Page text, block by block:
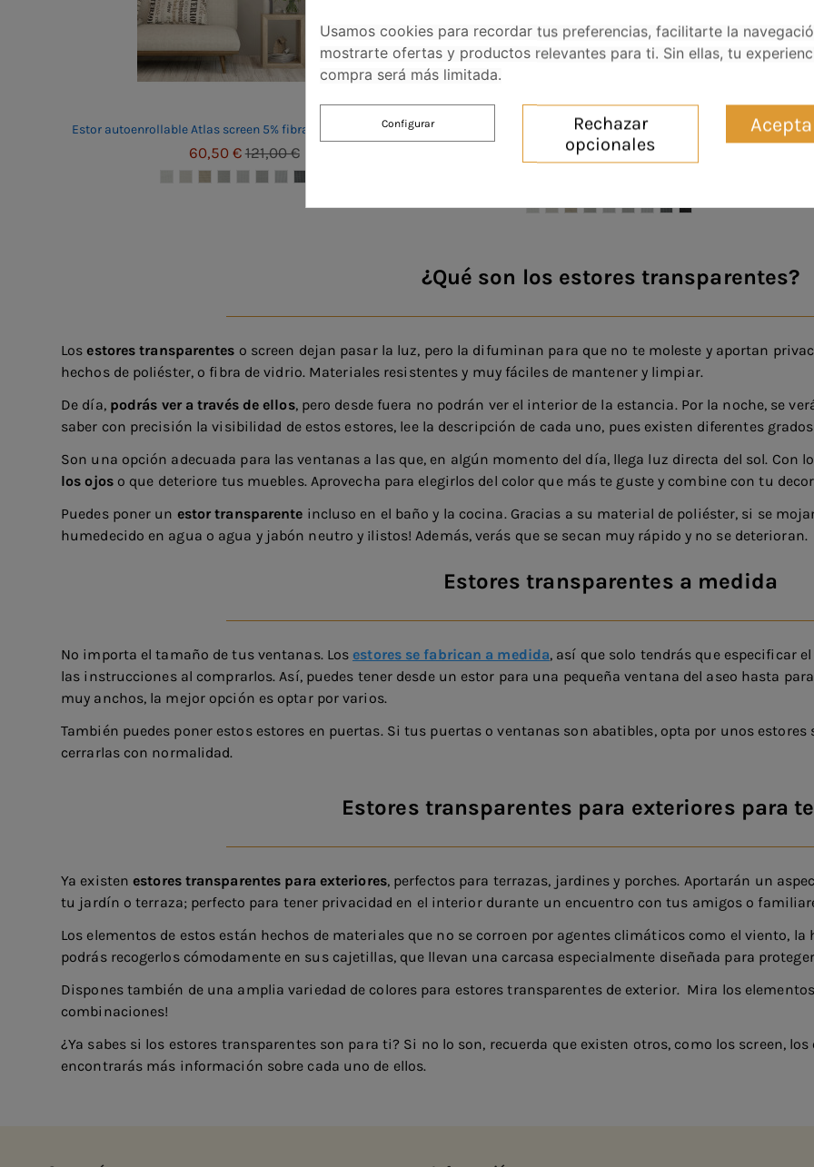
Estor autoenrollable Atlas screen 5% fibra de vidrio a medida
60,50 €121,00 €
Estor enrollable sin taladrar sujeción adhesivo plus screen
5% - Atlas
5.0 star rating
1 Opinión
¿Qué son los estores transparentes?
Losestores transparentes o screen dejan pasar la luz, pero la difuminan para que no te moleste y aportan
hechos de poliéster, o fibra de vidrio. Materiales resistentes y muy fáciles de mantener y limpiar.
De día, podrás ver a través de ellos, pero desde fuera no podrán ver el interior de la estancia. Por la noche, se
saber con precisión la visibilidad de estos estores, lee la descripción de cada uno, pues existen diferentes
Son una opción adecuada para las ventanas a las que, en algún momento del día, llega luz directa del sol. Con
los ojoso que deteriore tus muebles. Aprovecha para elegirlos del color que más te guste y combine con tu
Puedes poner un estor transparente incluso en el baño y la cocina. Gracias a su material de poliéster, si se
humedecido en agua o agua y jabón neutro y ¡listos! Además, verás que se secan muy rápido y no se deterioran.
Estores transparentes a medida
No importa el tamaño de tus ventanas. Los estores se fabrican a medida, así que solo tendrás que especificar
las instrucciones al comprarlos. Así, puedes tener desde un estor para una pequeña ventana del aseo hasta
muy anchos, la mejor opción es optar por varios.
También puedes poner estos estores en puertas. Si tus puertas o ventanas son abatibles, opta por unos
cerrarlas con normalidad.
Estores transparentes para exteriores para
Ya existen estores transparentes para exteriores, perfectos para terrazas, jardines y porches. Aportarán un
tu jardín o terraza; perfecto para tener privacidad en el interior durante un encuentro con tus amigos o
Los elementos de estos están hechos de materiales que no se corroen por agentes climáticos como el viento,
podrás recogerlos cómodamente en sus cajetillas, que llevan una carcasa especialmente diseñada para
Dispones también de una amplia variedad de colores para estores transparentes de exterior. Mira los
combinaciones!
¿Ya sabes si los estores transparentes son para ti? Si no lo son, recuerda que existen otros, como los screen,
encontrarás más información sobre cada uno de ellos.
Usamos cookies para recordar tus preferencias, facilitarte la
mostrarte ofertas y productos relevantes para ti. Sin ellas, tu
compra será más limitada.
Rechazar
opcionales
Configurar